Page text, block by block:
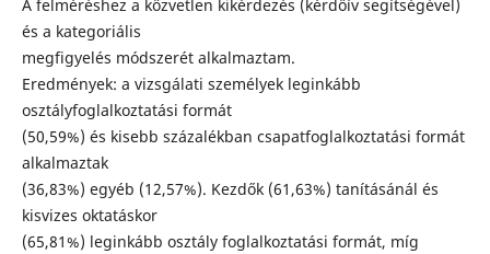
A felméréshez a közvetlen kikérdezés (kérdőív segítségével)
és a kategoriális
megfigyelés módszerét alkalmaztam.
Eredmények: a vizsgálati személyek leginkább
osztályfoglalkoztatási formát
(50,59%) és kisebb százalékban csapatfoglalkoztatási formát
alkalmaztak
(36,83%) egyéb (12,57%). Kezdők (61,63%) tanításánál és
kisvizes oktatáskor
(65,81%) leginkább osztály foglalkoztatási formát, míg